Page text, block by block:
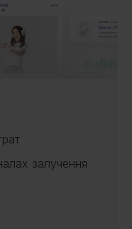
залучення